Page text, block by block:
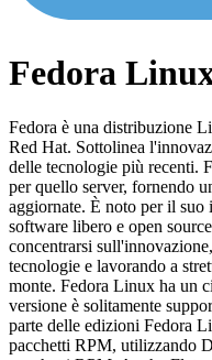
Fedora
Fedora è una distribuzione
Red Hat. Sottolinea
delle tecnologie più recenti.
per quello server, fornendo
aggiornate. È noto per il
software libero e open
concentrarsi
tecnologie e lavorando a
monte. Fedora Linux ha un
versione è solitamente
parte delle edizioni Fedora
pacchetti RPM, utilizzando